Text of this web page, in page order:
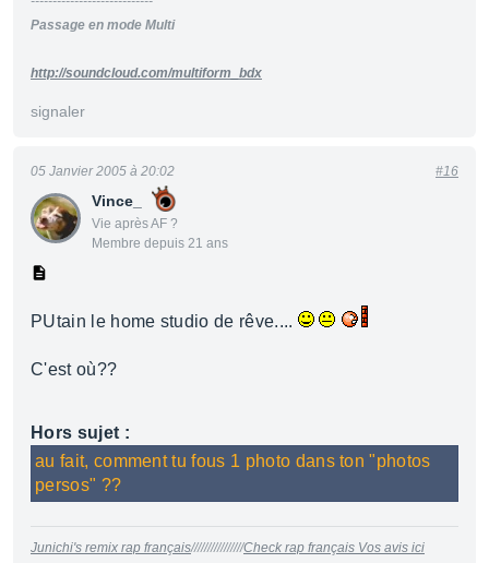
Passage en mode Multi
http://soundcloud.com/multiform_bdx
signaler
Vince_
Vie après AF ?
Membre depuis 21 ans
05 Janvier 2005 à 20:02 #16
PUtain le home studio de rêve....
C'est où??
Hors sujet :
au fait, comment tu fous 1 photo dans ton "photos
persos" ??
Junichi's remix rap français////////////////Check rap français Vos avis ici